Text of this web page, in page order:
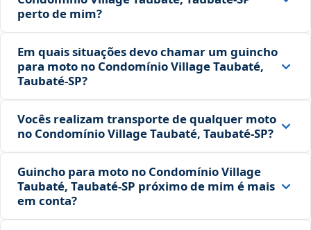
perto de mim?
Em quais situações devo chamar um guincho
para moto no Condomínio Village Taubaté,
Taubaté‑SP?
Vocês realizam transporte de qualquer moto
no Condomínio Village Taubaté, Taubaté‑SP?
Guincho para moto no Condomínio Village
Taubaté, Taubaté‑SP próximo de mim é mais
em conta?